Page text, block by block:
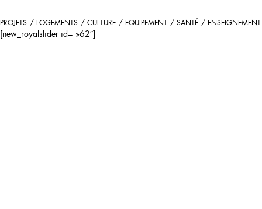
PROJETS LOGEMENTS CULTURE EQUIPEMENT SANTÉ ENSEIGNEMENT
[new_royalslider id= »62″]